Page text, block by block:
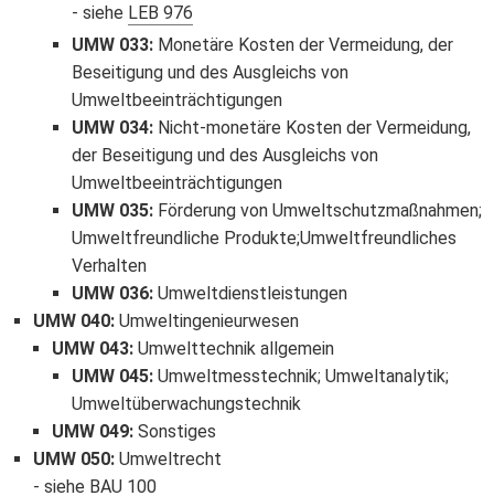
siehe LEB 976
UMW 033:Monetäre Kosten der Vermeidung, der
Beseitigung und des Ausgleichs von
Umweltbeeinträchtigungen
UMW 034:Nicht-monetäre Kosten der Vermeidung,
der Beseitigung und des Ausgleichs von
Umweltbeeinträchtigungen
UMW 035:Förderung von Umweltschutzmaßnahmen;
Umweltfreundliche Produkte;Umweltfreundliches
Verhalten
UMW 036:Umweltdienstleistungen
UMW 040:Umweltingenieurwesen
UMW 043: Umwelttechnik allgemein
UMW 045:Umweltmesstechnik; Umweltanalytik;
Umweltüberwachungstechnik
UMW 049: Sonstiges
UMW 050:Umweltrecht
siehe BAU 100